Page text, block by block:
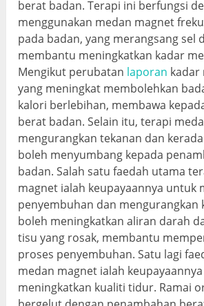
berat badan. Terapi ini berfungsi
menggunakan medan magnet
pada badan, yang merangsang sel
membantu meningkatkan kadar
Mengikut perubatan laporan kadar
yang meningkat membolehkan
kalori berlebihan, membawa
berat badan. Selain itu, terapi
mengurangkan tekanan dan
boleh menyumbang kepada
badan. Salah satu faedah utama
magnet ialah keupayaannya untuk
penyembuhan dan mengurangkan
boleh meningkatkan aliran darah
tisu yang rosak, membantu
proses penyembuhan. Satu lagi
medan magnet ialah
meningkatkan kualiti tidur. Ramai